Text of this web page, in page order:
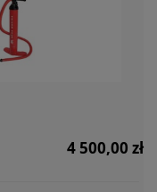
4 500,00 zł